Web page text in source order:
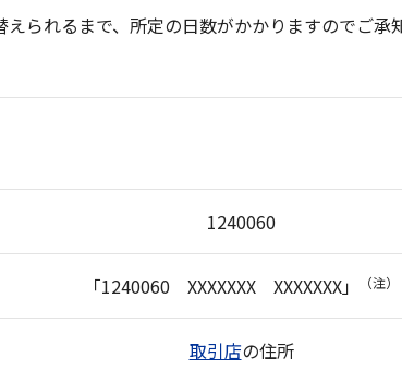
られるまで、所定の日数がかかりますのでご承
1240060
「1240060 XXXXXXX XXXXXXX」 （注）
取引店の住所